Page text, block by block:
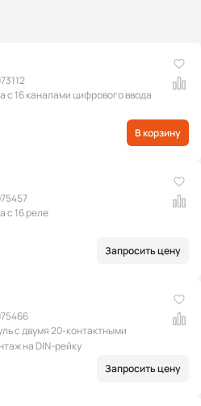
с 16 каналами цифрового ввода
В корзину
с 16 реле
Запросить цену
с двумя 20-контактными
на DIN-рейку
Запросить цену